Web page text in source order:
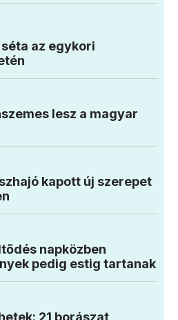
az egykori
lesz a magyar
kapott új szerepet
napközben
pedig estig tartanak
21 borászat